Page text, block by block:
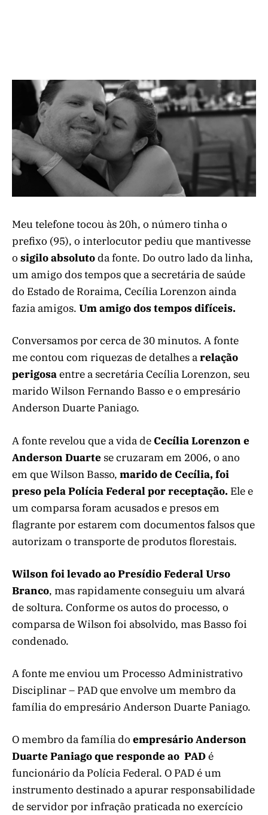
Meu telefone tocou às 20h, o número tinha o
prefixo (95), o interlocutor pediu que mantivesse
o sigilo absolutoda fonte. Do outro lado da linha,
um amigo dos tempos que a secretária de saúde
do Estado de Roraima, Cecília Lorenzon ainda
fazia amigos. Um amigo dos tempos difíceis.
Conversamos por cerca de 30 minutos. A fonte
me contou com riquezas de detalhes arelação
perigosaentre a secretária Cecília Lorenzon, seu
marido Wilson Fernando Basso e o empresário
Anderson Duarte Paniago.
A fonte revelou que a vida de Cecília Lorenzon e
Anderson Duarte se cruzaram em 2006, o ano
em que Wilson Basso, marido de Cecília, foi
preso pela Polícia Federal por receptação. Ele e
um comparsa foram acusados e presos em
flagrante por estarem com documentos falsos que
autorizam o transporte de produtos florestais.
Wilson foi levado ao Presídio Federal Urso
Branco, mas rapidamente conseguiu um alvará
de soltura. Conforme os autos do processo, o
comparsa de Wilson foi absolvido, mas Basso foi
condenado.
A fonte me enviou um Processo Administrativo
Disciplinar – PAD que envolve um membro da
família do empresário Anderson Duarte Paniago.
O membro da família do empresário Anderson
Duarte Paniago que responde ao PADé
funcionário da Polícia Federal. O PAD é um
instrumento destinado a apurar responsabilidade
de servidor por infração praticada no exercício